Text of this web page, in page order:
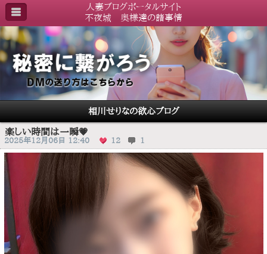
人妻ブログポータルサイト
不夜城 奥様達の諸事情
相川せりなの欲心ブログ
楽しい時間は一瞬💗
2025年12月06日 12:40 12 1